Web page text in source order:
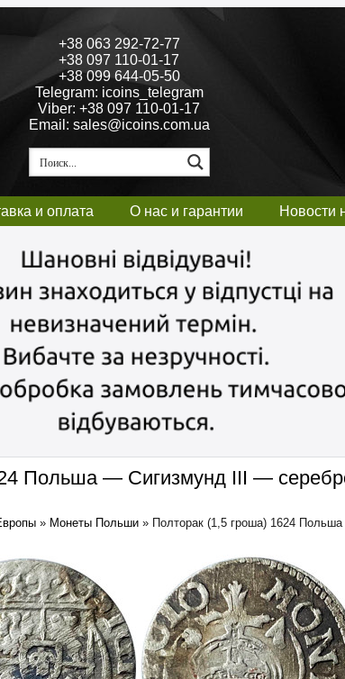
+38 063 292-72-77
+38 097 110-01-17
+38 099 644-05-50
Telegram: icoins_telegram
Viber: +38 097 110-01-17
Email: sales@icoins.com.ua
и оплата О нас и гарантии Новости
Польша — Сигизмунд III —
» Монеты Польши » Полторак (1,5 гроша) 1624